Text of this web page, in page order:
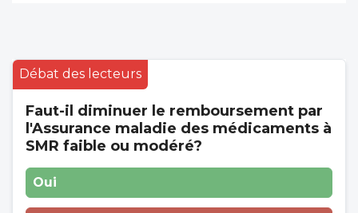
Débat des lecteurs
Faut-il diminuer le remboursement par
l'Assurance maladie des médicaments à
SMR faible ou modéré?
Oui